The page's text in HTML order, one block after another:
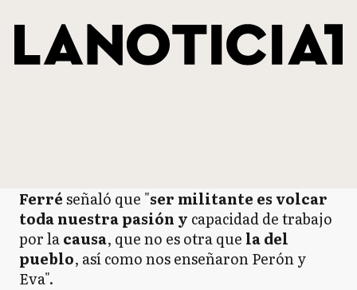
Ferréseñaló que "ser militante es volcar
toda nuestra pasión y capacidad de trabajo
por lacausa, que no es otra que la del
pueblo, así como nos enseñaron Perón y
Eva".